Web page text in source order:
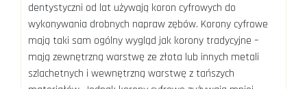
dentystyczni od lat używają koron cyfrowych do
wykonywania drobnych napraw zębów. Korony cyfrowe
mają taki sam ogólny wygląd jak korony tradycyjne –
mają zewnętrzną warstwę ze złota lub innych metali
szlachetnych i wewnętrzną warstwę z tańszych